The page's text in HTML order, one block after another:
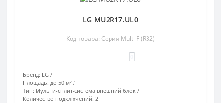
LG MU2R17.UL0
Код товара: Серия Multi F (R32)
Бренд: LG
Площадь: до 50 м²
Тип: Мульти-сплит-система внешний блок
Количество подключений: 2